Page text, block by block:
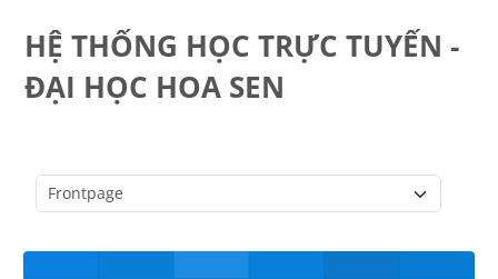
HỆ THỐNG HỌC TRỰC TUYẾN -
ĐẠI HỌC HOA SEN